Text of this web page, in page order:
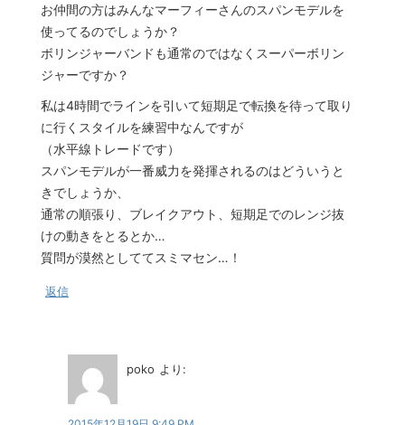
お仲間の方はみんなマーフィーさんのスパンモデルを
使ってるのでしょうか？
ボリンジャーバンドも通常のではなくスーパーボリン
ジャーですか？
私は4時間でラインを引いて短期足で転換を待って取り
に行くスタイルを練習中なんですが
（水平線トレードです）
スパンモデルが一番威力を発揮されるのはどういうと
きでしょうか、
通常の順張り、ブレイクアウト、短期足でのレンジ抜
けの動きをとるとか…
質問が漠然としててスミマセン…！
返信
poko より: